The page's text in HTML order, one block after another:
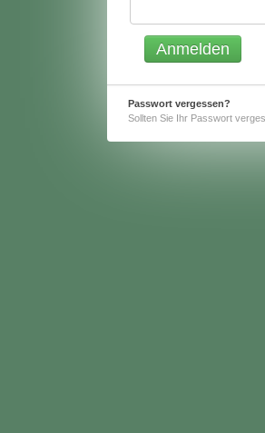
Passwort vergessen?
Sollten Sie Ihr Passwort